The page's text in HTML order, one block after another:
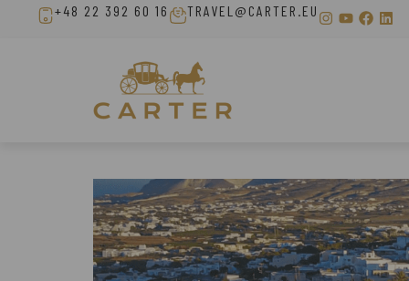
+48 22 392 60 16 TRAVEL@CARTER.EU